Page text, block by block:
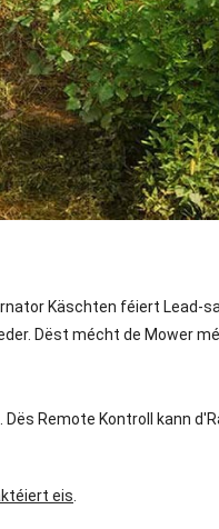
Käschten féiert Lead-
Dëst mécht de Mower
Remote Kontroll kann
eis